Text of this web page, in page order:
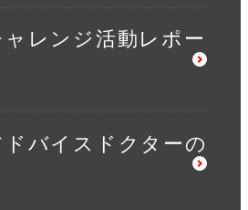
レンジ活動レポー
ドバイスドクターの